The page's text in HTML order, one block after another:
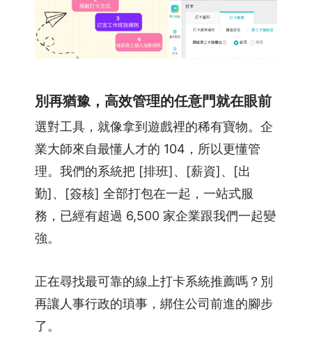
別再猶豫，高效管理的任意門就在眼前
選對工具，就像拿到遊戲裡的稀有寶物。企
業大師來自最懂人才的 104，所以更懂管
理。我們的系統把 [排班]、[薪資]、[出
勤]、[簽核] 全部打包在一起，一站式服
務，已經有超過 6,500 家企業跟我們一起變
強。
正在尋找最可靠的線上打卡系統推薦嗎？別
再讓人事行政的瑣事，綁住公司前進的腳步
了。